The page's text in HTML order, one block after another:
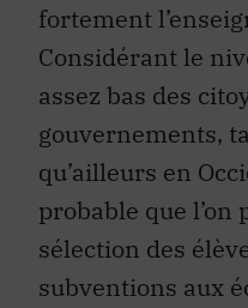
fortement
Considérant le
assez bas des
gouvernements,
qu’ailleurs en
probable que
sélection des
subventions aux